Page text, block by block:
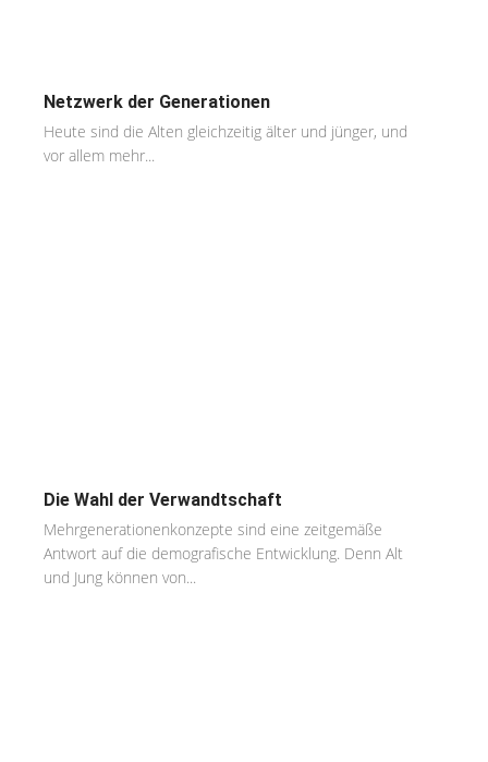
Netzwerk der Generationen
Heute sind die Alten gleichzeitig älter und jünger, und
vor allem mehr...
Die Wahl der Verwandtschaft
Mehrgenerationenkonzepte sind eine zeitgemäße
Antwort auf die demografische Entwicklung. Denn Alt
und Jung können von...